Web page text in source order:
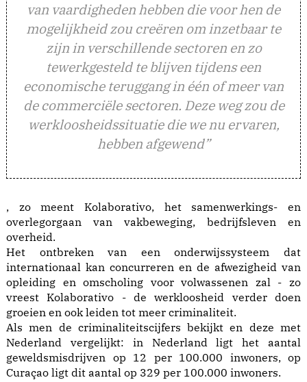
van vaardigheden hebben die voor hen de
mogelijkheid zou creëren om inzetbaar te
zijn in verschillende sectoren en zo
tewerkgesteld te blijven tijdens een
economische teruggang in één of meer van
de commerciële sectoren. Deze weg zou de
werkloosheidssituatie die we nu ervaren,
hebben afgewend”
, zo meent Kolaborativo, het samenwerkings- en
overlegorgaan van vakbeweging, bedrijfsleven en
overheid.
Het ontbreken van een onderwijssysteem dat
internationaal kan concurreren en de afwezigheid van
opleiding en omscholing voor volwassenen zal - zo
vreest Kolaborativo - de werkloosheid verder doen
groeien en ook leiden tot meer criminaliteit.
Als men de criminaliteitscijfers bekijkt en deze met
Nederland vergelijkt: in Nederland ligt het aantal
geweldsmisdrijven op 12 per 100.000 inwoners, op
Curaçao ligt dit aantal op 329 per 100.000 inwoners.